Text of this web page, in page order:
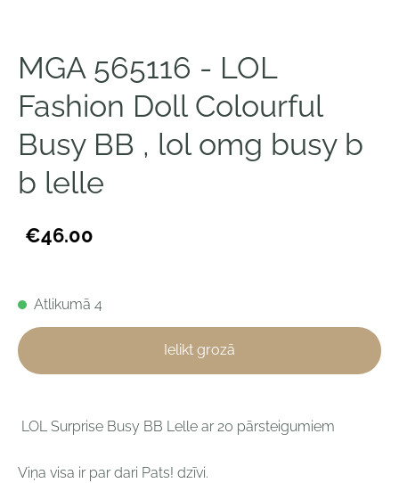
MGA 565116 - LOL
Fashion Doll Colourful
Busy BB , lol omg busy b
b lelle
€46.00
Atlikumā 4
Ielikt grozā
LOL Surprise Busy BB Lelle ar 20 pārsteigumiem
Viņa visa ir par dari Pats! dzīvi.